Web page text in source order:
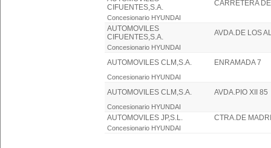
CIFUENTES,S.A.
CARRETERA
Concesionario HYUNDAI
AUTOMOVILES
CIFUENTES,S.A.
AVDA.DE LOS
Concesionario HYUNDAI
AUTOMOVILES CLM,S.A. ENRAMADA 7
Concesionario HYUNDAI
AUTOMOVILES CLM,S.A. AVDA.PIO XII 85
Concesionario HYUNDAI
AUTOMOVILES JP,S.L. CTRA.DE
Concesionario HYUNDAI